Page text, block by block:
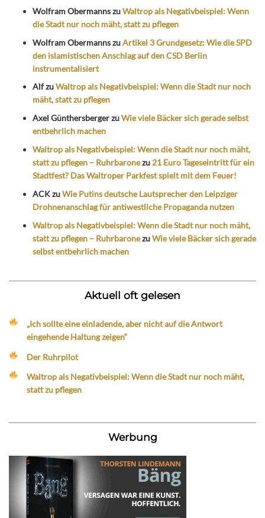
Wolfram ObermannszuWaltrop als Negativbeispiel: Wenn
die Stadt nur noch mäht, statt zu pflegen
Wolfram ObermannszuArtikel 3 Grundgesetz: Wie die SPD
den islamistischen Anschlag auf den CSD Berlin
instrumentalisiert
AlfzuWaltrop als Negativbeispiel: Wenn die Stadt nur noch
mäht, statt zu pflegen
Axel GünthersbergerzuWie viele Bäcker sich gerade selbst
entbehrlich machen
Waltrop als Negativbeispiel: Wenn die Stadt nur noch mäht,
statt zu pflegen – Ruhrbaronezu 21 Euro Tageseintritt für ein
Stadtfest? Das Waltroper Parkfest spielt mit dem Feuer!
ACKzuWie Putins deutsche Lautsprecher den Leipziger
Drohnenanschlag für antiwestliche Propaganda nutzen
Waltrop als Negativbeispiel: Wenn die Stadt nur noch mäht,
statt zu pflegen – RuhrbaronezuWie viele Bäcker sich gerade
selbst entbehrlich machen
Aktuell oft gelesen
„Ich sollte eine einladende, aber nicht auf die Antwort
eingehende Haltung zeigen“
Der Ruhrpilot
Waltrop als Negativbeispiel: Wenn die Stadt nur noch mäht,
statt zu pflegen
Werbung